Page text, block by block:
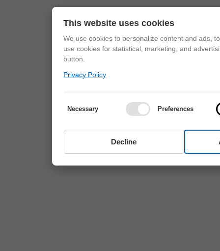
This website uses cookies
We use cookies to personalize content and ads,
use cookies for statistical, marketing, and
button.
Privacy Policy
Necessary Preferences
Decline